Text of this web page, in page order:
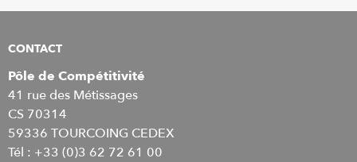
CONTACT
Pôle de Compétitivité
41 rue des Métissages
CS 70314
59336 TOURCOING CEDEX
Tél : +33 (0)3 62 72 61 00